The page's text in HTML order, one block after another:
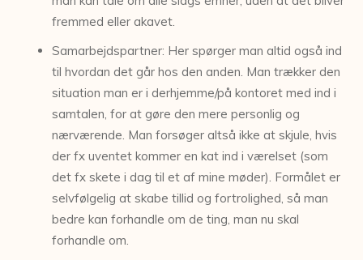
fremmed eller akavet.
Samarbejdspartner: Her spørger man altid også ind
til hvordan det går hos den anden. Man trækker den
situation man er i derhjemme/på kontoret med ind i
samtalen, for at gøre den mere personlig og
nærværende. Man forsøger altså ikke at skjule, hvis
der fx uventet kommer en kat ind i værelset (som
det fx skete i dag til et af mine møder). Formålet er
selvfølgelig at skabe tillid og fortrolighed, så man
bedre kan forhandle om de ting, man nu skal
forhandle om.